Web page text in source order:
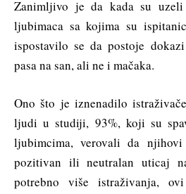
Zanimljivo je da kada su
ljubimaca sa kojima su
ispostavilo se da postoje
pasa na san, ali ne i mačaka.
Ono što je iznenadilo
ljudi u studiji, 93%, koji su
ljubimcima, verovali da
pozitivan ili neutralan uticaj
potrebno više istraživanja,